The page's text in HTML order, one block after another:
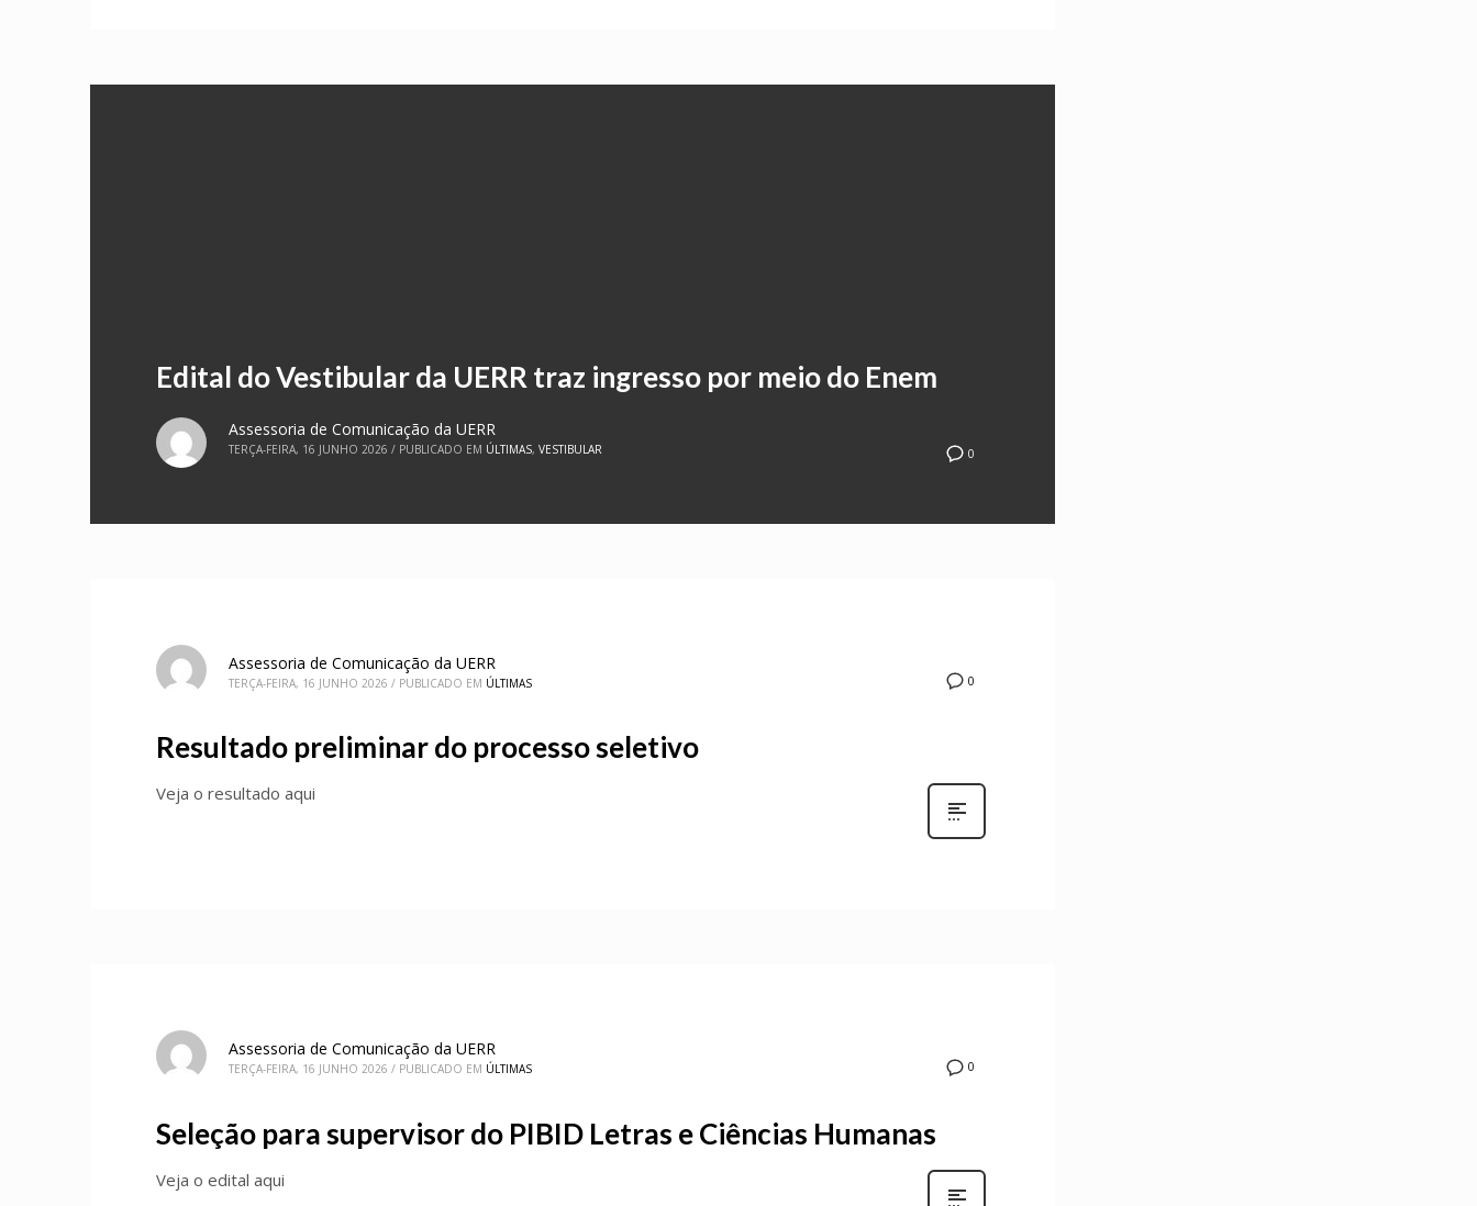
Edital do Vestibular da UERR traz ingresso por meio do Enem
0
Assessoria de Comunicação da UERR
TERÇA-FEIRA, 16 JUNHO 2026 / PUBLICADO EM ÚLTIMAS, VESTIBULAR
0
Assessoria de Comunicação da UERR
TERÇA-FEIRA, 16 JUNHO 2026 / PUBLICADO EM ÚLTIMAS
Resultado preliminar do processo seletivo
Veja o resultado aqui
0
Assessoria de Comunicação da UERR
TERÇA-FEIRA, 16 JUNHO 2026 / PUBLICADO EM ÚLTIMAS
Seleção para supervisor do PIBID Letras e Ciências Humanas
Veja o edital aqui